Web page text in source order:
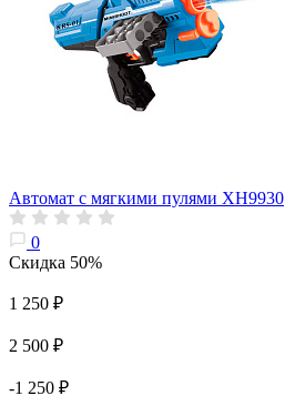
Автомат с мягкими пулями XH9930
0
Скидка 50%
1 250 ₽
2 500 ₽
-1 250 ₽